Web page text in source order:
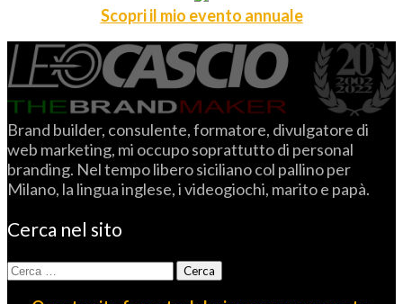
Scopri il mio evento annuale
Brand builder, consulente, formatore, divulgatore di
web marketing, mi occupo soprattutto di personal
branding. Nel tempo libero siciliano col pallino per
Milano, la lingua inglese, i videogiochi, marito e papà.
Cerca nel sito
Ricerca